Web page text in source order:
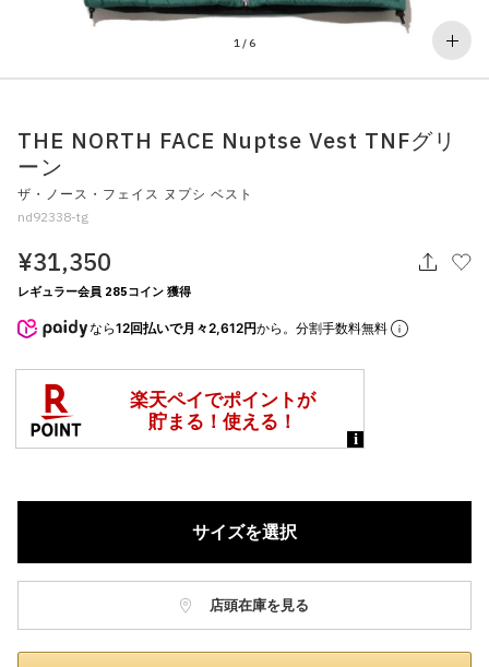
すべてのウェア
1 /6
THE NORTH FACE Nuptse Vest TNFグリ
ーン
ザ・ノース・フェイス ヌプシ ベスト
nd92338-tg
¥31,350
レギュラー会員 285コイン 獲得
なら12回払いで月々2,612円から。分割手数料無料
サイズを選択
店頭在庫を見る